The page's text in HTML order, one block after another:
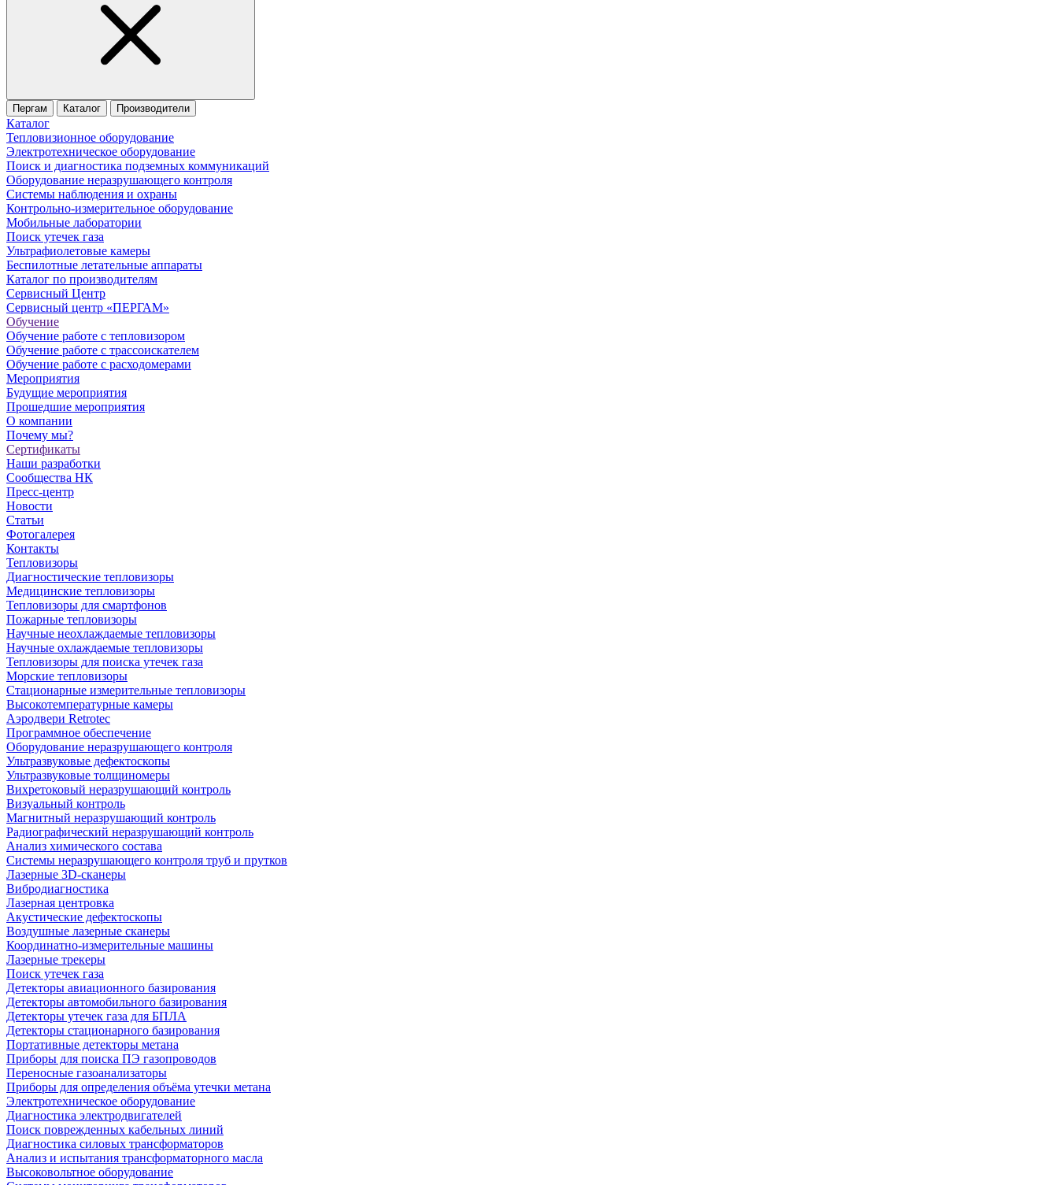
Пергам Каталог Производители
Каталог
Тепловизионное оборудование
Электротехническое оборудование
Поиск и диагностика подземных коммуникаций
Оборудование неразрушающего контроля
Системы наблюдения и охраны
Контрольно-измерительное оборудование
Мобильные лаборатории
Поиск утечек газа
Ультрафиолетовые камеры
Беспилотные летательные аппараты
Каталог по производителям
Сервисный Центр
Сервисный центр «ПЕРГАМ»
Обучение
Обучение работе с тепловизором
Обучение работе с трассоискателем
Обучение работе с расходомерами
Мероприятия
Будущие мероприятия
Прошедшие мероприятия
О компании
Почему мы?
Сертификаты
Наши разработки
Сообщества НК
Пресс-центр
Новости
Статьи
Фотогалерея
Контакты
Тепловизоры
Диагностические тепловизоры
Медицинские тепловизоры
Тепловизоры для смартфонов
Пожарные тепловизоры
Научные неохлаждаемые тепловизоры
Научные охлаждаемые тепловизоры
Тепловизоры для поиска утечек газа
Морские тепловизоры
Стационарные измерительные тепловизоры
Высокотемпературные камеры
Аэродвери Retrotec
Программное обеспечение
Оборудование неразрушающего контроля
Ультразвуковые дефектоскопы
Ультразвуковые толщиномеры
Вихретоковый неразрушающий контроль
Визуальный контроль
Магнитный неразрушающий контроль
Радиографический неразрушающий контроль
Анализ химического состава
Системы неразрушающего контроля труб и прутков
Лазерные 3D-сканеры
Вибродиагностика
Лазерная центровка
Акустические дефектоскопы
Воздушные лазерные сканеры
Координатно-измерительные машины
Лазерные трекеры
Поиск утечек газа
Детекторы авиационного базирования
Детекторы автомобильного базирования
Детекторы утечек газа для БПЛА
Детекторы стационарного базирования
Портативные детекторы метана
Приборы для поиска ПЭ газопроводов
Переносные газоанализаторы
Приборы для определения объёма утечки метана
Электротехническое оборудование
Диагностика электродвигателей
Поиск поврежденных кабельных линий
Диагностика силовых трансформаторов
Анализ и испытания трансформаторного масла
Высоковольтное оборудование